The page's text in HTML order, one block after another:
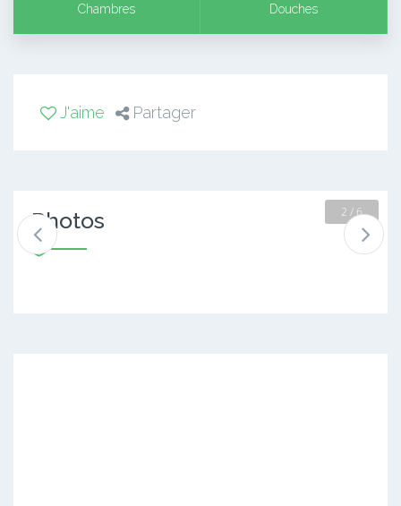
Chambres Douches
J'aime Partager
Photos 2 / 6